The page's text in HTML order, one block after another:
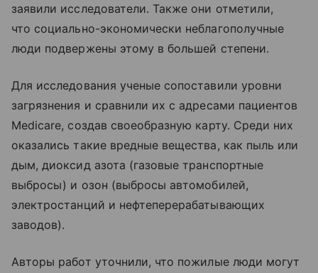
заявили исследователи. Также они отметили,
что социально-экономически неблагополучные
люди подвержены этому в большей степени.
Для исследования ученые сопоставили уровни
загрязнения и сравнили их с адресами пациентов
Medicare, создав своеобразную карту. Среди них
оказались такие вредные вещества, как пыль или
дым, диоксид азота (газовые транспортные
выбросы) и озон (выбросы автомобилей,
электростанций и нефтеперерабатывающих
заводов).
Авторы работ уточнили, что пожилые люди могут